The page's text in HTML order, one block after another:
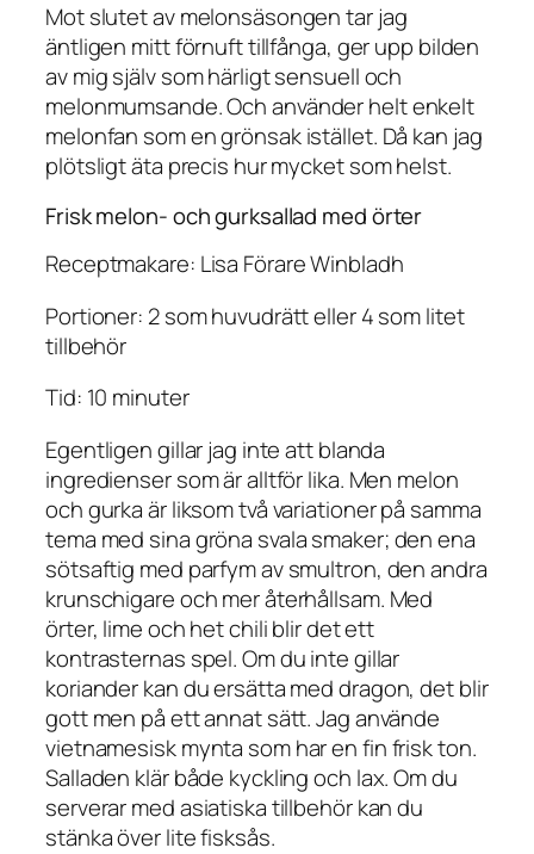
Mot slutet av melonsäsongen tar jag
äntligen mitt förnuft tillfånga, ger upp bilden
av mig själv som härligt sensuell och
melonmumsande. Och använder helt enkelt
melonfan som en grönsak istället. Då kan jag
plötsligt äta precis hur mycket som helst.
Frisk melon- och gurksallad med örter
Receptmakare: Lisa Förare Winbladh
Portioner: 2 som huvudrätt eller 4 som litet
tillbehör
Tid: 10 minuter
Egentligen gillar jag inte att blanda
ingredienser som är alltför lika. Men melon
och gurka är liksom två variationer på samma
tema med sina gröna svala smaker; den ena
sötsaftig med parfym av smultron, den andra
krunschigare och mer återhållsam. Med
örter, lime och het chili blir det ett
kontrasternas spel. Om du inte gillar
koriander kan du ersätta med dragon, det blir
gott men på ett annat sätt. Jag använde
vietnamesisk mynta som har en fin frisk ton.
Salladen klär både kyckling och lax. Om du
serverar med asiatiska tillbehör kan du
stänka över lite fisksås.